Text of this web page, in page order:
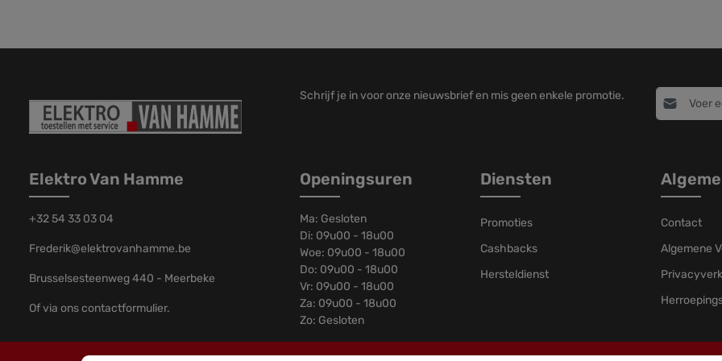
Schrijf je in voor onze nieuwsbrief en mis geen enkele promotie. E-mailadres*
Voer de
Elektro Van Hamme
+32 54 33 03 04
Frederik@elektrovanhamme.be
Brusselsesteenweg 440 - Meerbeke
Of via onscontactformulier.
Openingsuren
Ma: Gesloten
Di: 09u00 - 18u00
Woe: 09u00 - 18u00
Do: 09u00 - 18u00
Vr: 09u00 - 18u00
Za: 09u00 - 18u00
Zo: Gesloten
Diensten
Promoties
Cashbacks
Hersteldienst
Contact
Algemene